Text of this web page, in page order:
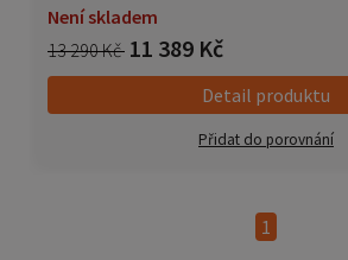
Není skladem
13 290 Kč 11 389 Kč
Detail produktu
Přidat do porovnání
1